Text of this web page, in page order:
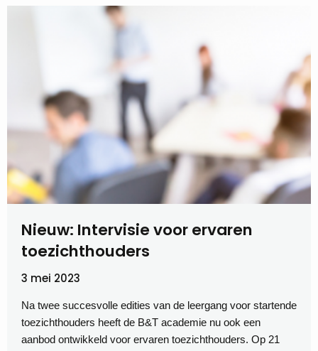
Nieuw: Intervisie voor ervaren
toezichthouders
3 mei 2023
Na twee succesvolle edities van de leergang voor startende
toezichthouders heeft de B&T academie nu ook een
aanbod ontwikkeld voor ervaren toezichthouders. Op 21